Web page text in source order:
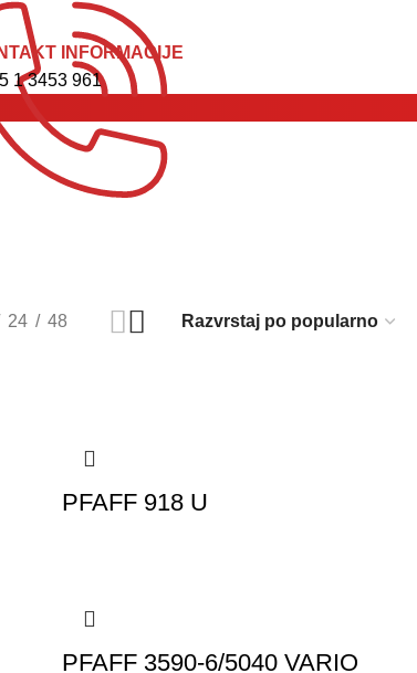
INFORMACIJE
1 3453 961
24 48
PFAFF 918 U
PFAFF 3590-6/5040 VARIO